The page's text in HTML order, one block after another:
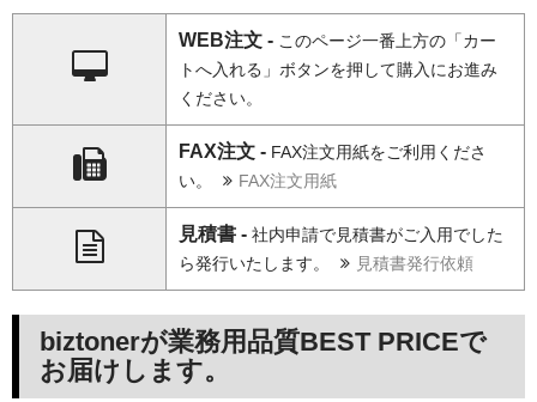
WEB注文 - このページ一番上方の「カー
トへ入れる」ボタンを押して購入にお進み
ください。
FAX注文 - FAX注文用紙をご利用くださ
い。
FAX注文用紙
見積書 - 社内申請で見積書がご入用でした
ら発行いたします。
見積書発行依頼
biztonerが業務用品質BEST PRICEで
お届けします。